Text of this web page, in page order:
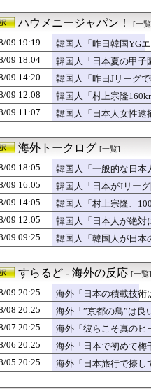
韓国人「7年ぶりの劇弾…」筒香嘉智
ホルムズ海峡、イランが握った原油
韓国人「日本の某全国チェーン店
ヤマルがコロンビアで熱唱！（海外
海外「相手が飛び抜けて綺麗な人だ
韓国人「手術中に震度6強の地震、
【海外の反応】Wソックスの実況、
【GAME】「オブリビオン リマス
韓国人「アナログの国日本で高級車
ドイツのバス運転手、ドローンを蹴
【海外の反応】52歳イチロー、マ
海外「日本人で海外に住みたいと思
グリーンランドの海でトランプと繋
海外「まさか」佐々木朗希が6回ま
【イタリア-ギリシャ】古代からの
佐々木朗希が巨大グローブで見せ
#韓国記事翻訳 『アジア最強の韓国
海外の反応：韓国在住の日本人イン
外国人「アンチがいない女性アニメ
海外「日本は戦勝国なんだよ」 戦
【海外の反応】イチローがマリナ
英国人「安心感が違う」冨安健洋、
日本でフィジー出身のラグビー選
韓国人「大韓サッカー協会が過去に
マンチェスター・シティの新シーズ
海外「日本のメディアを楽しめない
海外「ほら、明かりが見えるでしょ
ハウメニージャパン！ [一
09 19:19
韓国人「昨日韓国YG
09 18:04
韓国人「日本夏の甲子
09 14:20
韓国人「昨日Jリーグ
09 12:08
韓国人「村上宗隆
09 11:07
韓国人「日本人女性逮
海外トークログ [一覧]
09 18:05
韓国人「一般的な日
反応
09 16:05
韓国人「日本がJリー
応
09 14:05
韓国人「村上宗隆、
反応
09 12:05
韓国人「日本人が絶
応
09 09:25 韓国人「韓国人が日
すらるど - 海外の反応 [一覧]
09 20:25
海外「日本の積載技術
08 20:25
海外「”京都の鳥”は
07 20:25
海外「彼らこそ真のヒ
06 20:25
海外「日本で初めて梅
05 20:25
海外「日本旅行で捺し